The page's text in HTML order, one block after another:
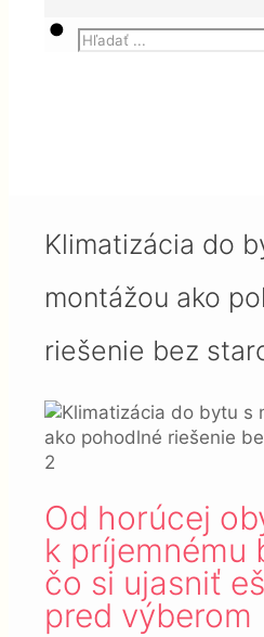
Klimatizácia do
montážou ako
riešenie bez
Od horúcej
k príjemnému
čo si ujasniť
pred výberom